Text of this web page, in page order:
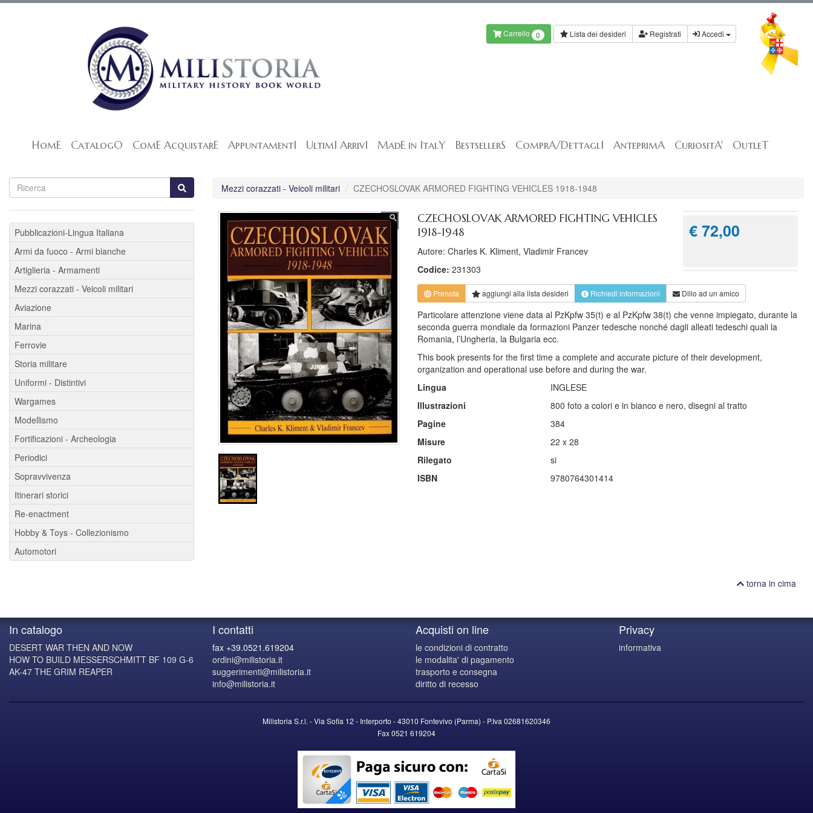
Carrello 0 Lista dei desideri Registrati Accedi
HomE CatalogO ComE AcquistarE AppuntamentI UltimI ArrivI MadE in ItalY BestsellerS ComprA/DettaglI AnteprimA CuriositA' OutleT
Mezzi corazzati - Veicoli militari CZECHOSLOVAK ARMORED FIGHTING VEHICLES 1918-1948
CZECHOSLOVAK ARMORED FIGHTING VEHICLES
1918-1948
Autore: Charles K. Kliment, Vladimir Francev
Codice: 231303
€ 72,00
Prenota aggiungi alla lista desideri Richiedi informazioni Dillo ad un amico
Particolare attenzione viene data al PzKpfw 35(t) e al PzKpfw 38(t) che venne impiegato, durante la
seconda guerra mondiale da formazioni Panzer tedesche nonché dagli alleati tedeschi quali la
Romania, l’Ungheria, la Bulgaria ecc.
This book presents for the first time a complete and accurate picture of their development,
organization and operational use before and during the war.
Lingua
INGLESE
Illustrazioni
800 foto a colori e in bianco e nero, disegni al tratto
Pagine
384
Misure
22 x 28
Rilegato
si
ISBN
9780764301414
Pubblicazioni-Lingua Italiana
Armi da fuoco - Armi bianche
Artiglieria - Armamenti
Mezzi corazzati - Veicoli militari
Aviazione
Marina
Ferrovie
Storia militare
Uniformi - Distintivi
Wargames
Modellismo
Fortificazioni - Archeologia
Periodici
Sopravvivenza
Itinerari storici
Re-enactment
Hobby & Toys - Collezionismo
Automotori
torna in cima
In catalogo
DESERT WAR THEN AND NOW
HOW TO BUILD MESSERSCHMITT BF 109 G-6
AK-47 THE GRIM REAPER
I contatti
fax +39.0521.619204
ordini@milistoria.it
suggerimenti@milistoria.it
info@milistoria.it
Acquisti on line
le condizioni di contratto
le modalita' di pagamento
trasporto e consegna
diritto di recesso
Privacy
informativa
Milistoria S.r.l. - Via Sofia 12 - Interporto - 43010 Fontevivo (Parma) - P.Iva 02681620346
Fax 0521 619204